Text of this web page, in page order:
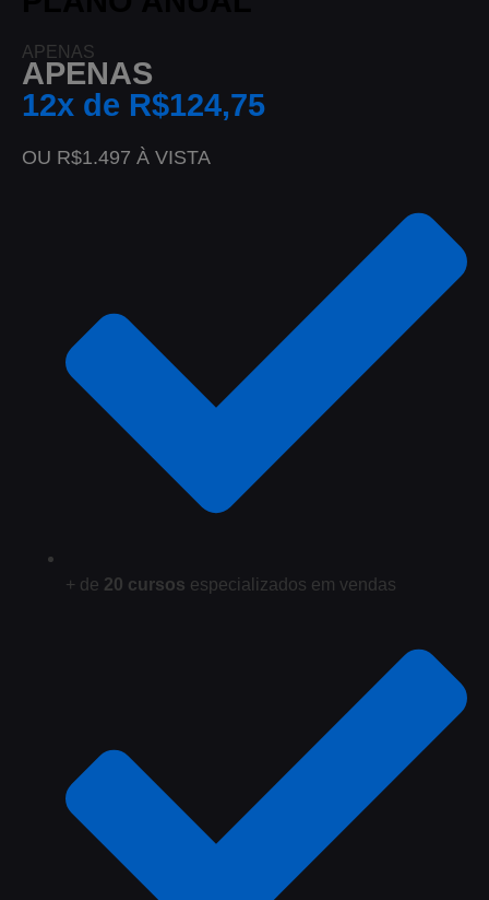
APENAS
APENAS
12x de R$124,75
OU R$1.497 À VISTA
+ de 20 cursos especializados em vendas